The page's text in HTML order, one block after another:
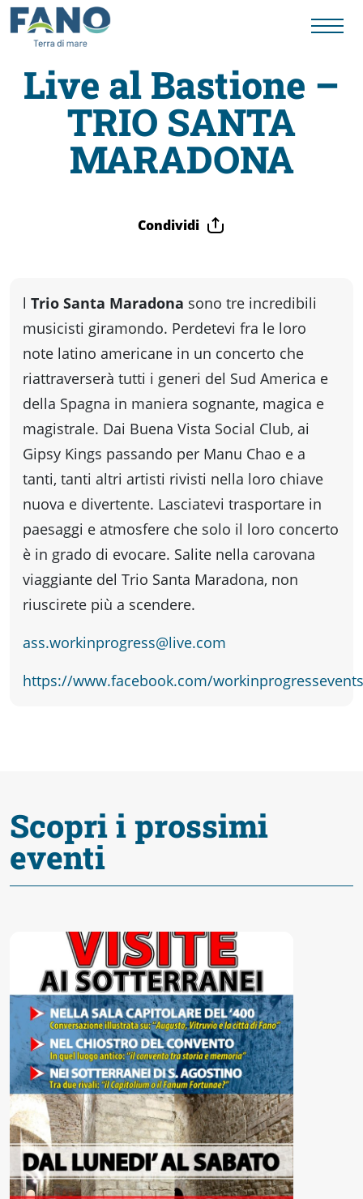
Fano
Visit
da
fare
Percorsi
storici
Enogastronomia
Informazioni
Guide
Fano
Live al Bastione –
TRIO SANTA
MARADONA
Condividi
l Trio Santa Maradona sono tre incredibili
musicisti giramondo. Perdetevi fra le loro
note latino americane in un concerto che
riattraverserà tutti i generi del Sud America e
della Spagna in maniera sognante, magica e
magistrale. Dai Buena Vista Social Club, ai
Gipsy Kings passando per Manu Chao e a
tanti, tanti altri artisti rivisti nella loro chiave
nuova e divertente. Lasciatevi trasportare in
paesaggi e atmosfere che solo il loro concerto
è in grado di evocare. Salite nella carovana
viaggiante del Trio Santa Maradona, non
riuscirete più a scendere.
ass.workinprogress@live.com
https://www.facebook.com/workinprogressevents
Scopri i prossimi
eventi